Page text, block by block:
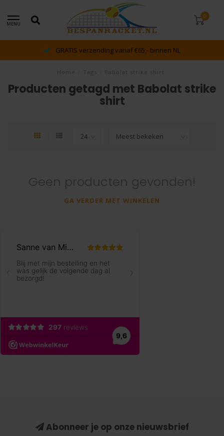
MENU
0
GRATIS verzending vanaf €65,- binnen NL
Producten getagd met Babolat strike
shirt
Geen producten gevonden!
GA VERDER MET WINKELEN
Abonneer je op onze nieuwsbrief